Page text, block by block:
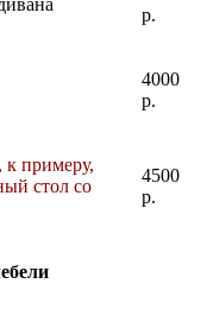
р.
4000
р.
к примеру,
стол со
4500
р.